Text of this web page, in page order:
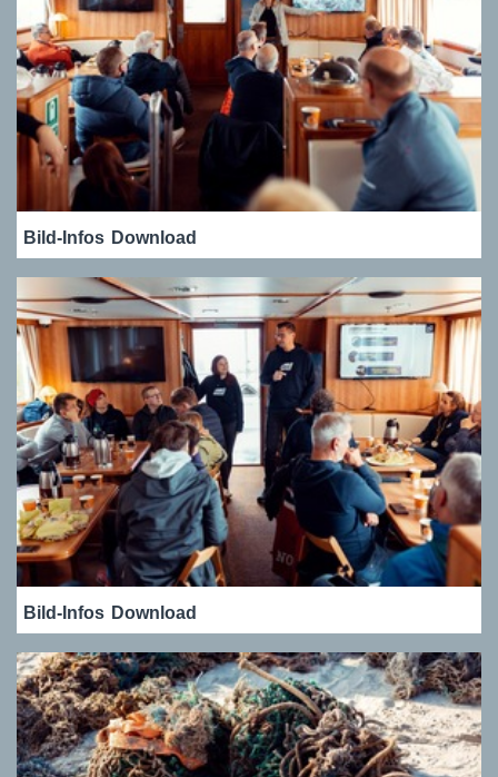
Bild-Infos Download
Bild-Infos Download